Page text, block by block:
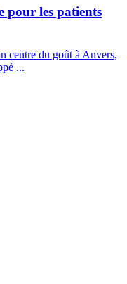
pour les patients
centre du goût à Anvers,
...